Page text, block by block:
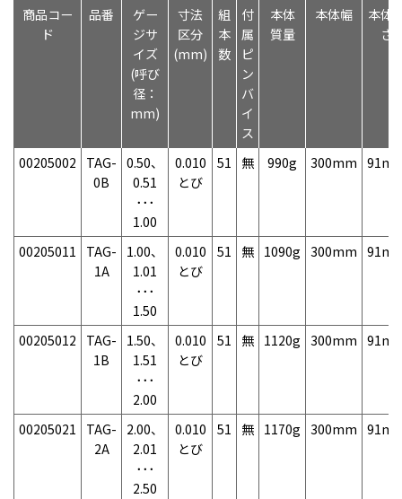
商品コー
ド
品番
ゲー
ジサ
イズ
(呼び
径：
mm)
寸法
区分
(mm)
組
本
数
付
属
ピ
ン
バ
イ
ス
本体
質量
本体幅
本体
さ
00205002
TAG-
0B
0.50、
0.51
･･･
1.00
0.010
とび
51 無 990g 300mm
00205011
TAG-
1A
1.00、
1.01
･･･
1.50
0.010
とび
51 無 1090g 300mm
00205012
TAG-
1B
1.50、
1.51
･･･
2.00
0.010
とび
51 無 1120g 300mm
00205021
TAG-
2A
2.00、
2.01
･･･
2.50
0.010
とび
51 無 1170g 300mm